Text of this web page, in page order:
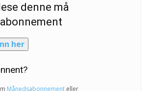
denne må
her
Månedsabonnement eller